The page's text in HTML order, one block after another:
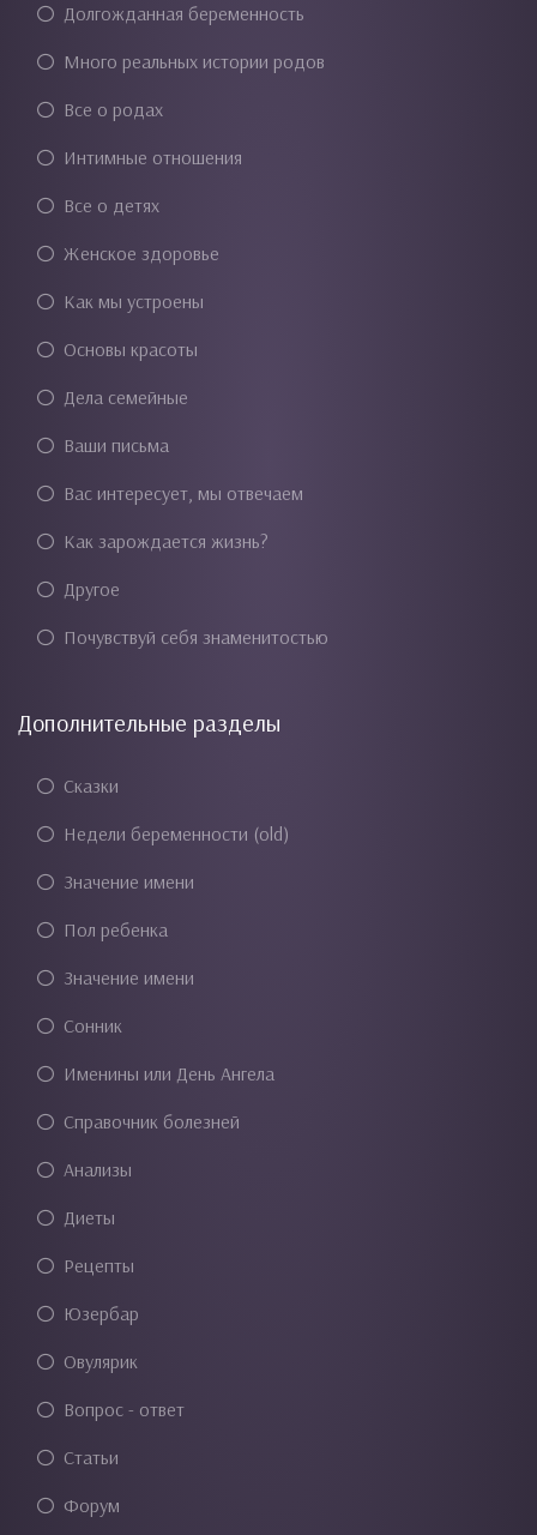
Долгожданная беременность
Много реальных истории родов
Все о родах
Интимные отношения
Все о детях
Женское здоровье
Как мы устроены
Основы красоты
Дела семейные
Ваши письма
Вас интересует, мы отвечаем
Как зарождается жизнь?
Другое
Почувствуй себя знаменитостью
Дополнительные разделы
Сказки
Недели беременности (old)
Значение имени
Пол ребенка
Значение имени
Сонник
Именины или День Ангела
Справочник болезней
Анализы
Диеты
Рецепты
Юзербар
Овулярик
Вопрос - ответ
Статьи
Форум